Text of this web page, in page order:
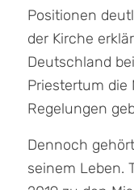
Positionen
der Kirche
Deutschland
Priestertum die
Regelungen
Dennoch
seinem Leben.